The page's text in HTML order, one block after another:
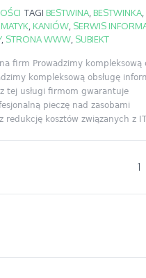
TAGI BESTWINA BESTWINKA
KANIÓW SERWIS
, STRONA WWW SUBIEKT
firm Prowadzimy kompleksową
kompleksową obsługę
tej usługi firmom gwarantuje
pieczę nad zasobami
redukcję kosztów związanych z
1